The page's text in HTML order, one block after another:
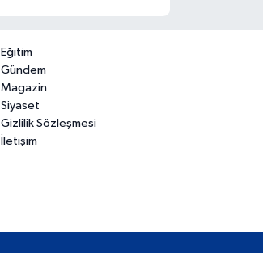
Eğitim
Gündem
Magazin
Siyaset
Gizlilik Sözleşmesi
İletişim